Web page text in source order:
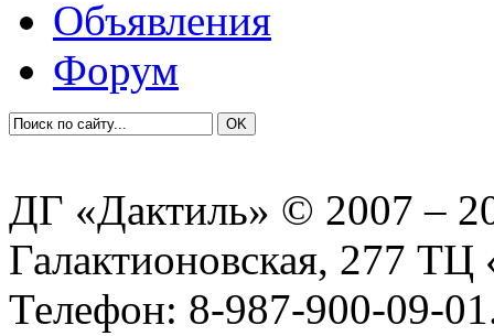
Объявления
Форум
ДГ «Дактиль» © 2007 –
Галактионовская, 277
Телефон: 8-987-900-09-